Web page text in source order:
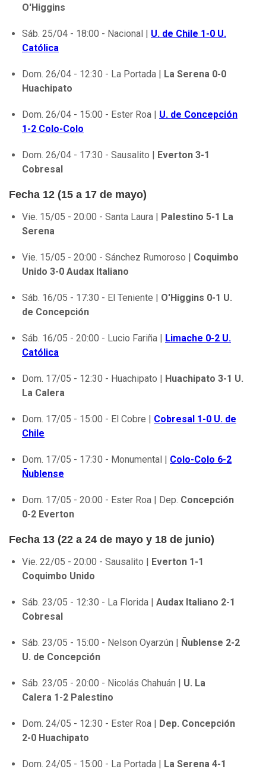
O'Higgins
Sáb. 25/04 - 18:00 - Nacional | U. de Chile 1-0 U.
Católica
Dom. 26/04 - 12:30 - La Portada |
La Serena 0-0
Huachipato
Dom. 26/04 - 15:00 - Ester Roa | U. de Concepción
1-2 Colo-Colo
Dom. 26/04 - 17:30 - Sausalito |
Everton 3-1
Cobresal
Fecha 12 (15 a 17 de mayo)
Vie. 15/05 - 20:00 - Santa Laura | Palestino 5-1 La
Serena
Vie. 15/05 - 20:00 - Sánchez Rumoroso | Coquimbo
Unido 3-0 Audax Italiano
Sáb. 16/05 - 17:30 - El Teniente | O'Higgins 0-1 U.
de Concepción
Sáb. 16/05 - 20:00 - Lucio Fariña | Limache 0-2 U.
Católica
Dom. 17/05 - 12:30 - Huachipato | Huachipato 3-1 U.
La Calera
Dom. 17/05 - 15:00 - El Cobre | Cobresal 1-0 U. de
Chile
Dom. 17/05 - 17:30 - Monumental | Colo-Colo 6-2
Ñublense
Dom. 17/05 - 20:00 - Ester Roa | Dep. Concepción
0-2 Everton
Fecha 13 (22 a 24 de mayo y 18 de junio)
Vie. 22/05 - 20:00 - Sausalito | Everton 1-1
Coquimbo Unido
Sáb. 23/05 - 12:30 - La Florida | Audax Italiano 2-1
Cobresal
Sáb. 23/05 - 15:00 - Nelson Oyarzún | Ñublense 2-2
U. de Concepción
Sáb. 23/05 - 20:00 - Nicolás Chahuán | U. La
Calera 1-2 Palestino
Dom. 24/05 - 12:30 - Ester Roa | Dep. Concepción
2-0 Huachipato
Dom. 24/05 - 15:00 - La Portada | La Serena 4-1